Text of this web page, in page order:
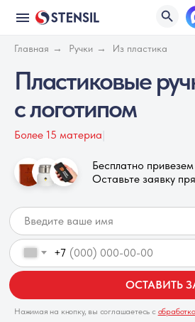
Главная → Ручки → Из пластика
Пластиковые
с логотипом
Б|
+7
ОСТАВИТЬ
Бесплатно
Оставьте заявку
Нажимая на кнопку, вы соглашаетесь с